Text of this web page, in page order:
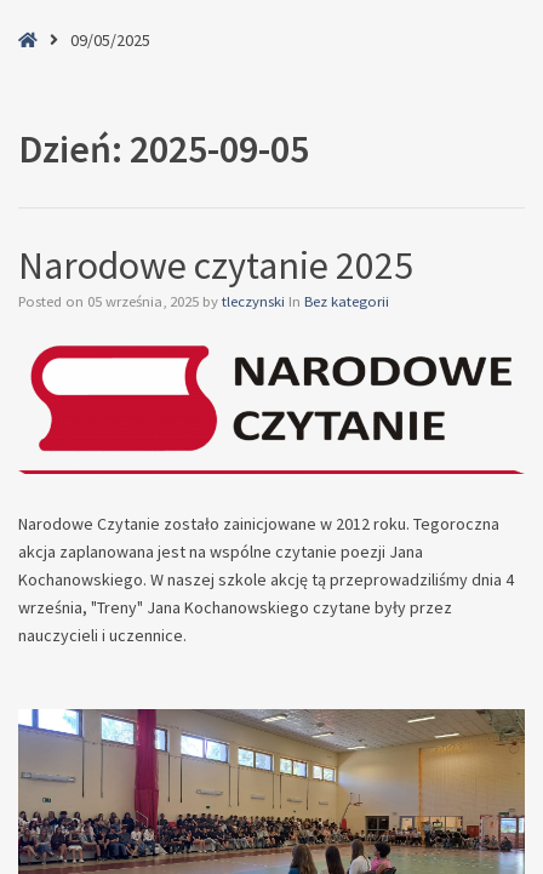
Home09/05/2025
Dzień: 2025-09-05
Narodowe czytanie 2025
Posted on 05 września, 2025 by tleczynski In Bez kategorii
Narodowe Czytanie zostało zainicjowane w 2012 roku. Tegoroczna
akcja zaplanowana jest na wspólne czytanie poezji Jana
Kochanowskiego. W naszej szkole akcję tą przeprowadziliśmy dnia 4
września, "Treny" Jana Kochanowskiego czytane były przez
nauczycieli i uczennice.